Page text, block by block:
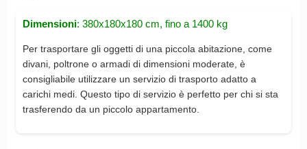
Dimensioni: 380x180x180 cm, fino a 1400 kg
Per trasportare gli oggetti di una piccola abitazione, come
divani, poltrone o armadi di dimensioni moderate, è
consigliabile utilizzare un servizio di trasporto adatto a
carichi medi. Questo tipo di servizio è perfetto per chi si sta
trasferendo da un piccolo appartamento.